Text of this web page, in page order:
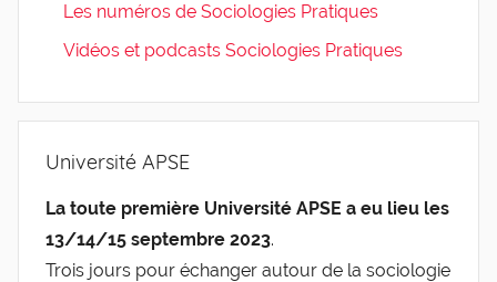
Les numéros de Sociologies Pratiques
Vidéos et podcasts Sociologies Pratiques
Université APSE
La toute première Université APSE a eu lieu les
13/14/15 septembre 2023.
Trois jours pour échanger autour de la sociologie